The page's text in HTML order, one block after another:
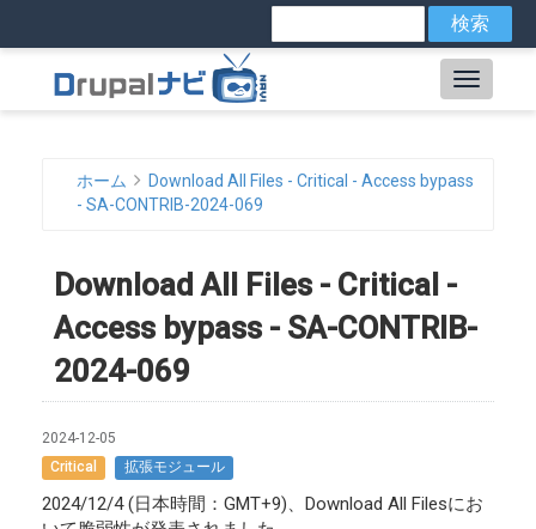
メ
イ
ン
動
検
Main
パ
く
ず
ホーム
Download All Files - Critical - Access bypass
- SA-CONTRIB-2024-069
Download All Files - Critical -
Access bypass - SA-CONTRIB-
2024-069
2024-12-05
Critical
拡張モジュール
2024/12/4 (日本時間：GMT+9)、Download All Filesにお